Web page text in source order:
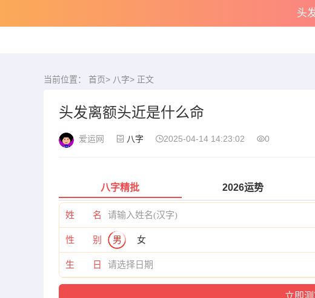
头
当前位置： 首页> 八字> 正文
头发离额头近是什么命
爱运网 八字 2025-04-14 14:23:02 0
八字精批 2026运势
姓 名
性 别 男 女
生 日